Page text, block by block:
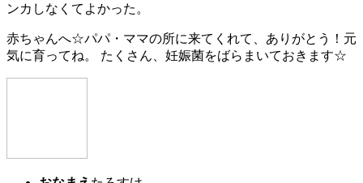
ンカしなくてよかった。
赤ちゃんへ☆パパ・ママの所に来てくれて、ありがとう！元
気に育ってね。 たくさん、妊娠菌をばらまいておきます☆